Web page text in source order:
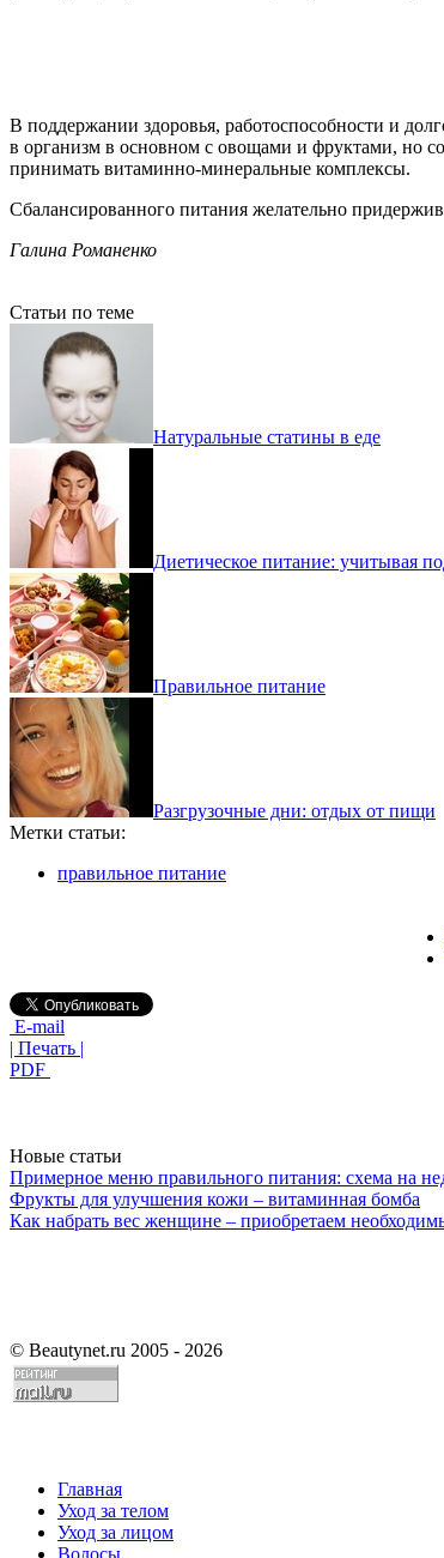
В поддержании здоровья, работоспособности и
в организм в основном с овощами и фруктами, но
принимать витаминно-минеральные комплексы.
Сбалансированного питания желательно
Галина Романенко
Статьи по теме
Натуральные статины в еде
Диетическое питание: учитывая
Правильное питание
Разгрузочные дни: отдых от пищи
Метки статьи:
правильное питание
E-mail
| Печать |
PDF
Новые статьи
Примерное меню правильного питания: схема на
Фрукты для улучшения кожи – витаминная бомба
Как набрать вес женщине – приобретаем
© Beautynet.ru 2005 - 2026
Главная
Уход за телом
Уход за лицом
Волосы